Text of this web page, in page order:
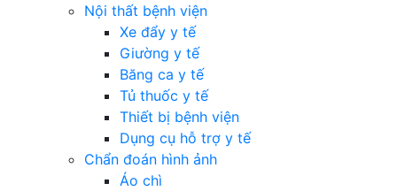
Nội thất bệnh viện
Xe đẩy y tế
Giường y tế
Băng ca y tế
Tủ thuốc y tế
Thiết bị bệnh viện
Dụng cụ hỗ trợ y tế
Chẩn đoán hình ảnh
Áo chì